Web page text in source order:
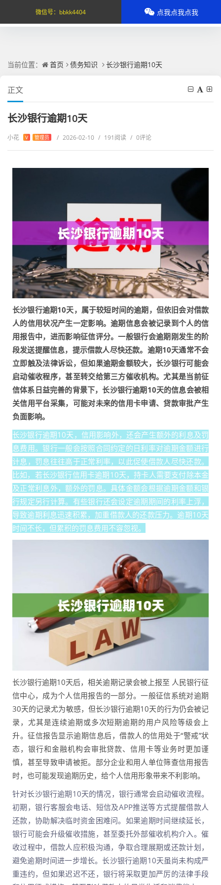
当前位置： 首页 债务知识 长沙银行逾期10天
正文
长沙银行逾期10天
小花 V 管理员 / 2026-02-10 / 191阅读 / 0评论
长沙银行逾期10天，属于较短时间的逾期，但依旧会对借款
人的信用状况产生一定影响。逾期信息会被记录到个人的信
用报告中，进而影响征信评分。一般银行会逾期刚发生的阶
段发送提醒信息，提示借款人尽快还款。逾期10天通常不会
立即触及法律诉讼，但如果逾期金额较大，长沙银行可能会
启动催收程序，甚至转交给第三方催收机构。尤其是当前征
信体系日益完善的背景下，长沙银行逾期10天的信息会被相
关信用平台采集，可能对未来的信用卡申请、贷款审批产生
负面影响。
长沙银行逾期10天，信用影响外，还会产生额外的利息及罚
息费用。银行一般会按照合同约定的日利率对逾期金额进行
计息，罚息往往高于正常利率，以此促使借款人尽快还款。
比如，若长沙银行信用卡逾期10天，持卡人需要支付除本金
及正常利息外，额外的罚息。具体金额会根据逾期金额和银
行规定另行计算。有些银行还会设定逾期期间的利率上浮，
导致逾期利息迅速积累，加重借款人的还款压力。逾期10天
时间不长，但累积的罚息费用不容忽视。
长沙银行逾期10天后，相关逾期记录会被上报至 人民银行征
信中心，成为个人信用报告的一部分。一般征信系统对逾期
30天的记录尤为敏感，但长沙银行逾期10天的行为仍会被记
录，尤其是连续逾期或多次短期逾期的用户风险等级会上
升。征信报告显示逾期信息后，借款人的信用处于“警戒”状
态，银行和金融机构会审批贷款、信用卡等业务时更加谨
慎，甚至导致申请被拒。部分企业和用人单位筛查信用报告
时，也可能发现逾期历史，给个人信用形象带来不利影响。
针对长沙银行逾期10天的情况，银行通常会启动催收流程。
初期，银行客服会电话、短信及APP推送等方式提醒借款人
还款，协助解决临时资金困难问。如果逾期时间继续延长，
银行可能会升级催收措施，甚至委托外部催收机构介入。催
收过程中，借款人应积极沟通，争取合理展期或还款计划，
避免逾期时间进一步增长。长沙银行逾期10天虽尚未构成严
重违约，但如果迟迟不还，银行将采取更加严厉的法律手段
微信号： bbkk4404 点我点我点我